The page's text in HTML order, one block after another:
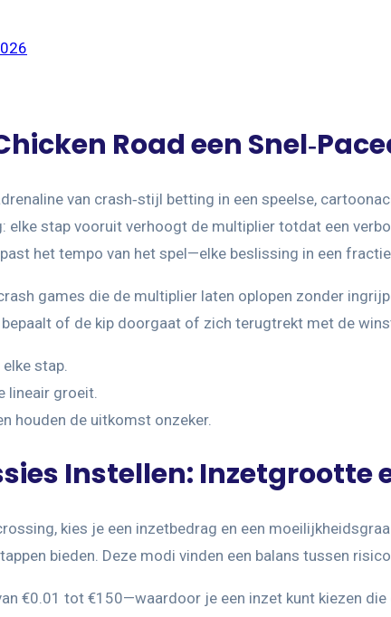
Road een
van crash‑stijl betting in een speelse,
elke stap vooruit verhoogt de multiplier totdat een
het tempo van het spel—elke beslissing in een
games die de multiplier laten oplopen zonder
of de kip doorgaat of zich terugtrekt met de
stap.
lineair groeit.
houden de uitkomst onzeker.
Instellen:
kies je een inzetbedrag en een
bieden. Deze modi vinden een balans tussen
€0.01 tot €150—waardoor je een inzet kunt kiezen